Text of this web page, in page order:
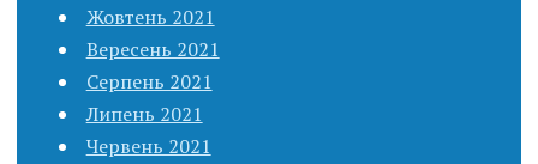
Жовтень 2021
Вересень 2021
Серпень 2021
Липень 2021
Червень 2021